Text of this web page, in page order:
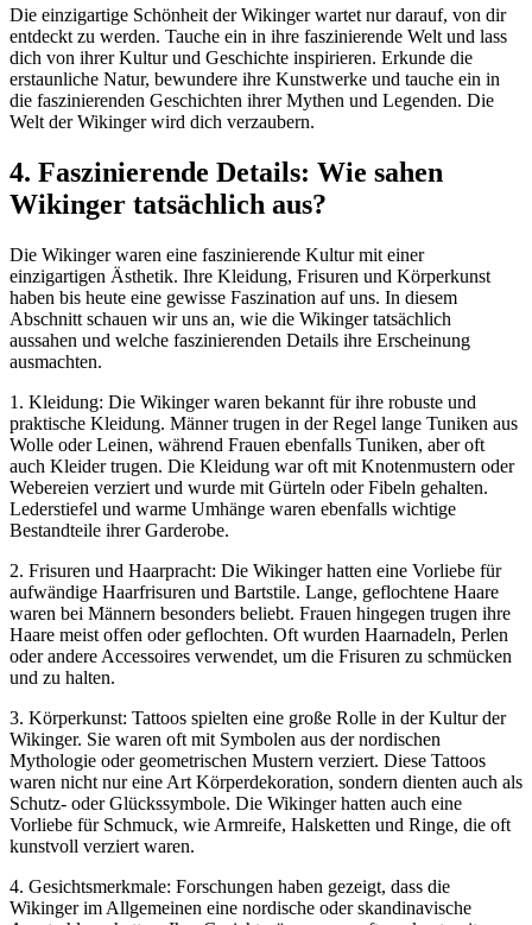
Die einzigartige Schönheit der Wikinger wartet nur darauf, von dir
entdeckt zu werden. Tauche ein in ihre faszinierende Welt und lass
dich von ihrer Kultur und Geschichte inspirieren. Erkunde die
erstaunliche Natur, bewundere ihre Kunstwerke und tauche ein in
die faszinierenden Geschichten ihrer Mythen und Legenden. Die
Welt der Wikinger wird dich verzaubern.
4. Faszinierende Details: Wie sahen
Wikinger tatsächlich aus?
Die Wikinger waren eine faszinierende Kultur mit einer
einzigartigen Ästhetik. Ihre Kleidung, Frisuren und Körperkunst
haben bis heute eine gewisse Faszination auf uns. In diesem
Abschnitt schauen wir uns an, wie die Wikinger tatsächlich
aussahen und welche faszinierenden Details ihre Erscheinung
ausmachten.
1. Kleidung: Die Wikinger waren bekannt für ihre robuste und
praktische Kleidung. Männer trugen in der Regel lange Tuniken aus
Wolle oder Leinen, während Frauen ebenfalls Tuniken, aber oft
auch Kleider trugen. Die Kleidung war oft mit Knotenmustern oder
Webereien verziert und wurde mit Gürteln oder Fibeln gehalten.
Lederstiefel und warme Umhänge waren ebenfalls wichtige
Bestandteile ihrer Garderobe.
2. Frisuren und Haarpracht: Die Wikinger hatten eine Vorliebe für
aufwändige Haarfrisuren und Bartstile. Lange, geflochtene Haare
waren bei Männern besonders beliebt. Frauen hingegen trugen ihre
Haare meist offen oder geflochten. Oft wurden Haarnadeln, Perlen
oder andere Accessoires verwendet, um die Frisuren zu schmücken
und zu halten.
3. Körperkunst: Tattoos spielten eine große Rolle in der Kultur der
Wikinger. Sie waren oft mit Symbolen aus der nordischen
Mythologie oder geometrischen Mustern verziert. Diese Tattoos
waren nicht nur eine Art Körperdekoration, sondern dienten auch als
Schutz- oder Glückssymbole. Die Wikinger hatten auch eine
Vorliebe für Schmuck, wie Armreife, Halsketten und Ringe, die oft
kunstvoll verziert waren.
4. Gesichtsmerkmale: Forschungen haben gezeigt, dass die
Wikinger im Allgemeinen eine nordische oder skandinavische